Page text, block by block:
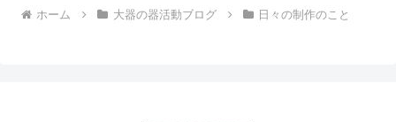
ホーム 大器の器活動ブログ 日々の制作のこと